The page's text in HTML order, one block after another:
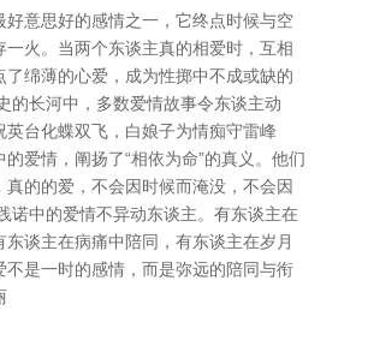
好意思好的感情之一，它终点时候与空
一火。当两个东谈主真的相爱时，互相
了绵薄的心爱，成为性掷中不成或缺的
的长河中，多数爱情故事令东谈主动
英台化蝶双飞，白娘子为情痴守雷峰
爱情，阐扬了“相依为命”的真义。他们
真的的爱，不会因时候而淹没，不会因
诺中的爱情不异动东谈主。有东谈主在
东谈主在病痛中陪同，有东谈主在岁月
不是一时的感情，而是弥远的陪同与衔